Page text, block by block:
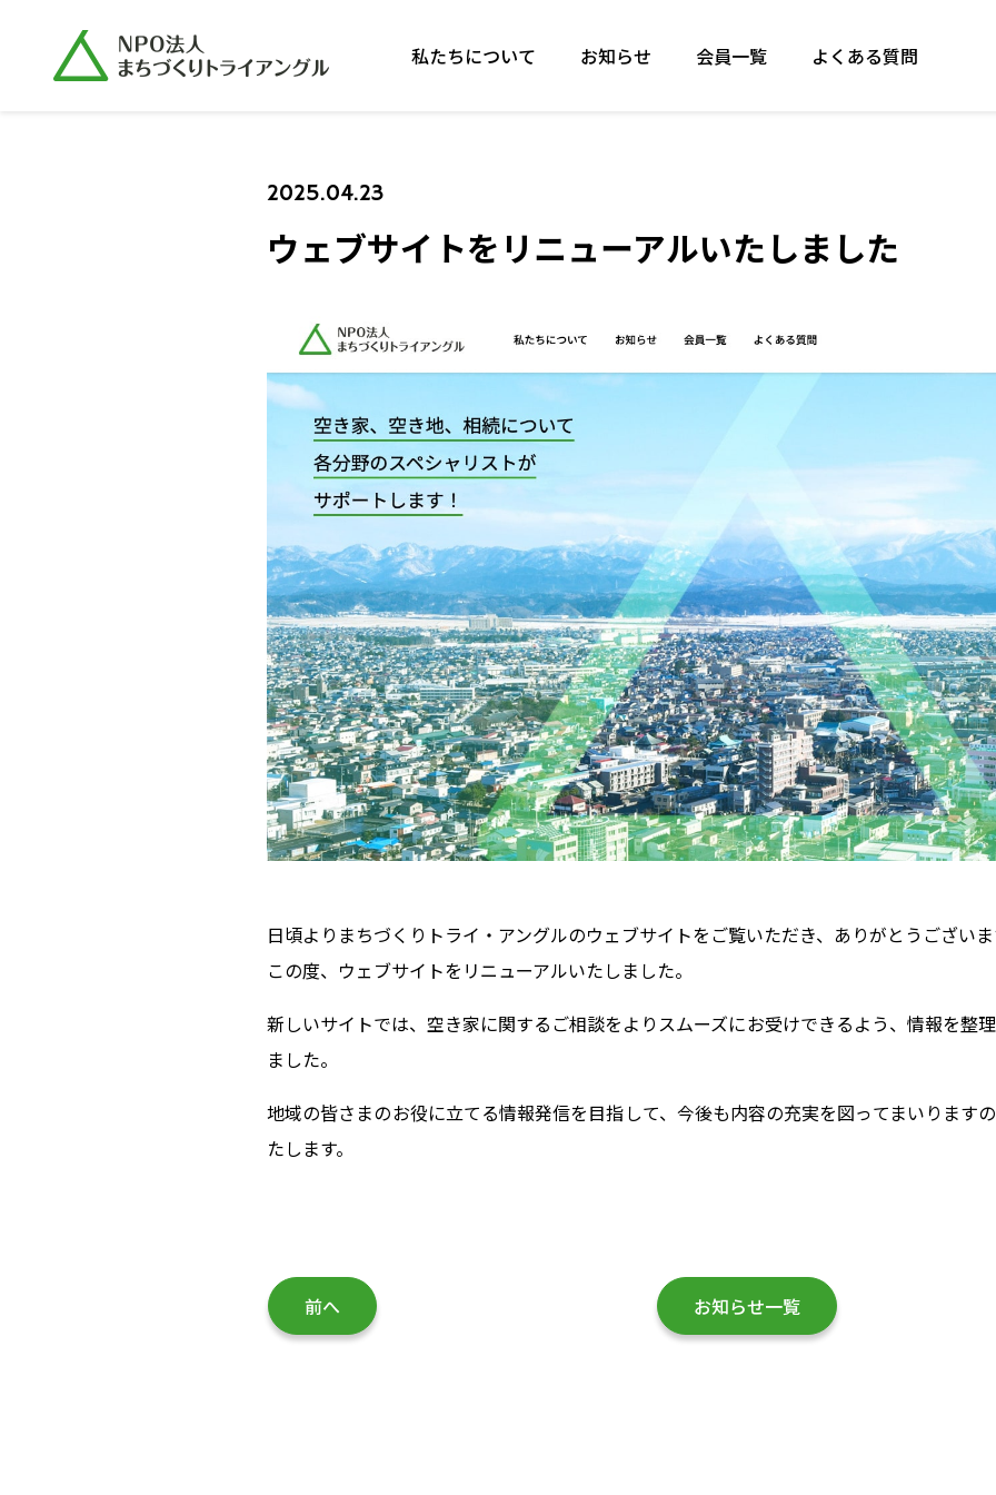
私たちについて お知らせ 会員一覧 よくある質問
2025.04.23
ウェブサイトをリニューアルいたしました
日頃よりまちづくりトライ・アングルのウェブサイトをご覧いただき、ありがとうござい
この度、ウェブサイトをリニューアルいたしました。
新しいサイトでは、空き家に関するご相談をよりスムーズにお受けできるよう、情報を整
ました。
地域の皆さまのお役に立てる情報発信を目指して、今後も内容の充実を図ってまいります
たします。
前へ お知らせ一覧